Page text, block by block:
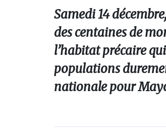
Samedi 14
des centaines de
l’habitat précaire
populations
nationale pour